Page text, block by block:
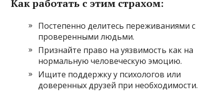
Как работать с этим страхом:
Постепенно делитесь переживаниями с
проверенными людьми.
Признайте право на уязвимость как на
нормальную человеческую эмоцию.
Ищите поддержку у психологов или
доверенных друзей при необходимости.